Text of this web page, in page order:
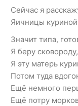
Сейчас я
Яичницы
Значит типа,
Я беру
Я эту матерь
Потом туда
Ещё немного
Ещё потру